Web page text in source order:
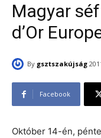
Magyar
d’Or
By gsztszakújság
Facebook
Október 14-én,